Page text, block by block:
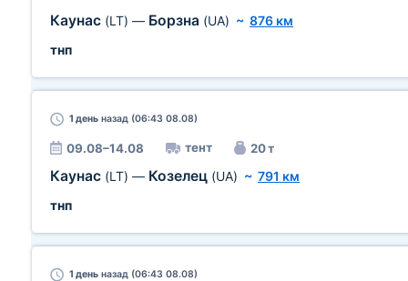
Каунас (LT) — Борзна (UA) ~ 876 км
тнп
1 день назад (06:43 08.08)
09.08–14.08 тент 20 т
Каунас (LT) — Козелец (UA) ~ 791 км
тнп
1 день назад (06:43 08.08)